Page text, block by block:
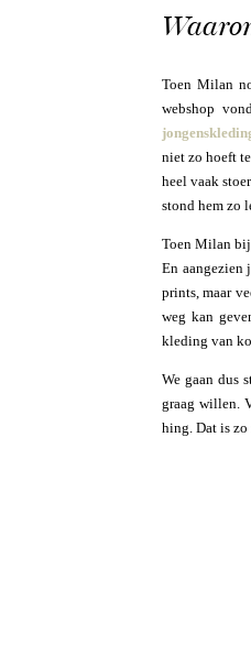
Toen Milan
webshop
niet zo hoeft
heel vaak
stond hem zo
Toen Milan
En aangezien
prints, maar
weg kan
kleding van
We gaan dus
graag willen.
hing. Dat is zo